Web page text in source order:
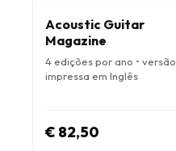
Acoustic Guitar
Magazine
4 edições por ano • versão
impressa em Inglês
€ 82,50